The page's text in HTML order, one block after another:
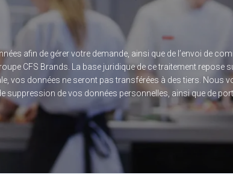
afin de gérer votre demande, ainsi que de l’envoi de
CFS Brands. La base juridique de ce traitement repose
vos données ne seront pas transférées à des tiers. Nous
de vos données personnelles, ainsi que de